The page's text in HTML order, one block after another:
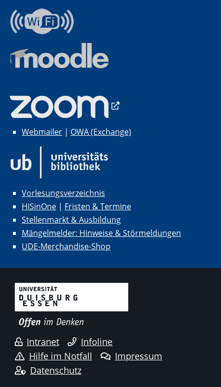
Webmailer | OWA (Exchange)
Vorlesungsverzeichnis
HISinOne | Fristen & Termine
Stellenmarkt & Ausbildung
Mängelmelder: Hinweise & Störmeldungen
UDE-Merchandise-Shop
Intranet
Infoline
Hilfe im Notfall
Impressum
Datenschutz